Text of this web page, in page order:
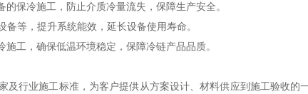
冷施工，防止介质冷量流失，保障生产安全。
等，提升系统能效，延长设备使用寿命。
工，确保低温环境稳定，保障冷链产品品质。
行业施工标准，为客户提供从方案设计、材料供应到施工验收的